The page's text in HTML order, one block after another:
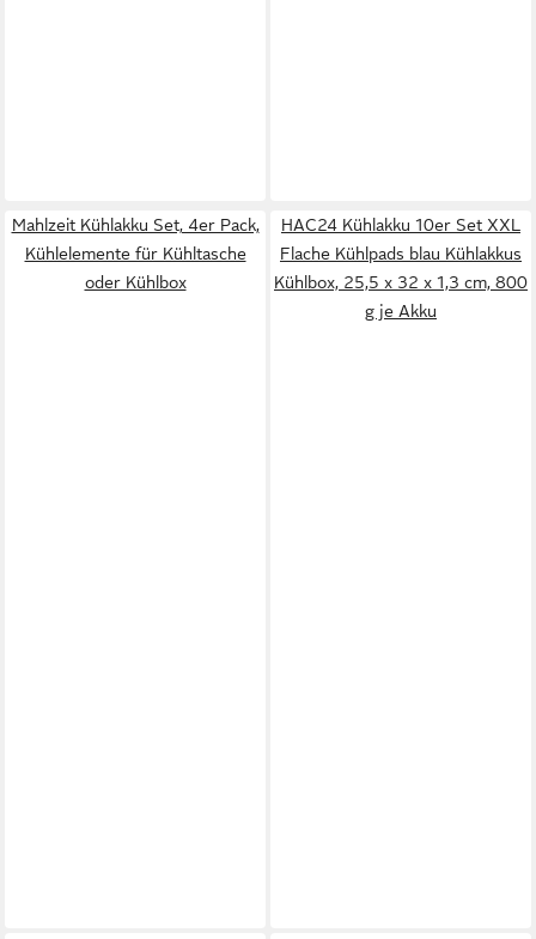
Mahlzeit Kühlakku Set, 4er Pack,
Kühlelemente für Kühltasche
oder Kühlbox
HAC24 Kühlakku 10er Set XXL
Flache Kühlpads blau Kühlakkus
Kühlbox, 25,5 x 32 x 1,3 cm, 800
g je Akku